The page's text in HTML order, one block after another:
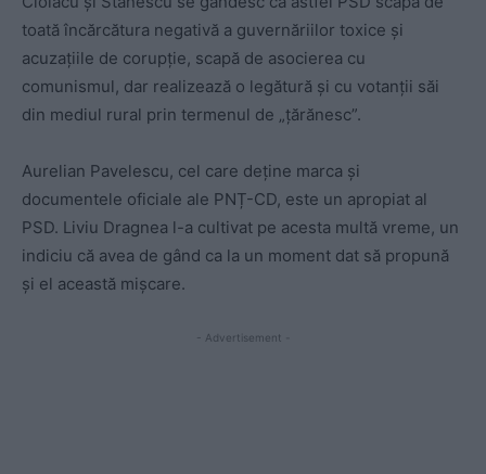
toată încărcătura negativă a guvernăriilor toxice și
acuzațiile de corupție, scapă de asocierea cu
comunismul, dar realizează o legătură și cu votanții săi
din mediul rural prin termenul de „țărănesc”.
Aurelian Pavelescu, cel care deține marca și
documentele oficiale ale PNȚ-CD, este un apropiat al
PSD. Liviu Dragnea l-a cultivat pe acesta multă vreme, un
indiciu că avea de gând ca la un moment dat să propună
și el această mișcare.
- Advertisement -